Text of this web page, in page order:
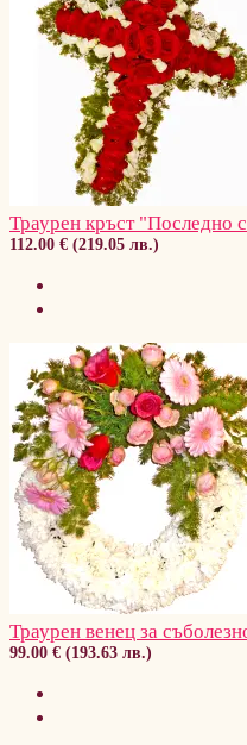
Траурен кръст "Последно
112.00 € (219.05 лв.)
Траурен венец за
99.00 € (193.63 лв.)